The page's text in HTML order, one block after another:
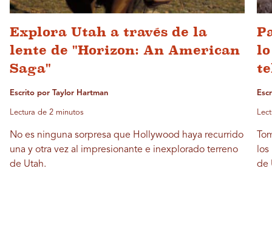
Explora Utah a través de la
lente de "Horizon: An American
Saga"
Escrito por Taylor Hartman
Lectura de 2 minutos
No es ninguna sorpresa que Hollywood haya recurrido
una y otra vez al impresionante e inexplorado terreno
de Utah.
los
de